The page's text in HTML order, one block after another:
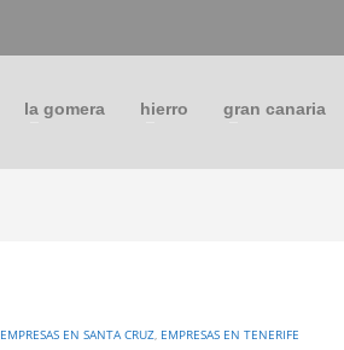
la gomera hierro gran canaria
EMPRESAS EN SANTA CRUZ, EMPRESAS EN TENERIFE